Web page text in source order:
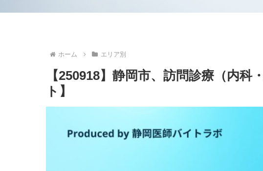
ホーム エリア別
【250918】静岡市、訪問診療（内
ト】